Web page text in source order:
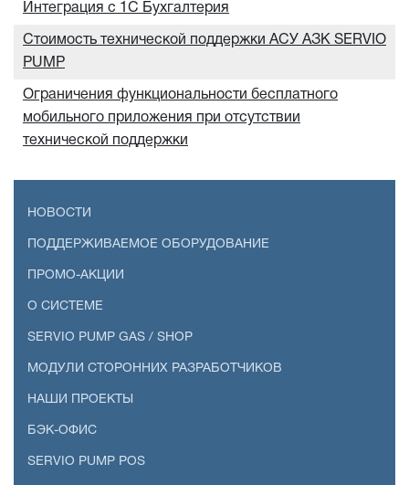
Интеграция с 1С Бухгалтерия
Стоимость технической поддержки АСУ АЗК SERVIO
PUMP
Ограничения функциональности бесплатного
мобильного приложения при отсутствии
технической поддержки
НОВОСТИ
ПОДДЕРЖИВАЕМОЕ ОБОРУДОВАНИЕ
ПРОМО-АКЦИИ
О СИСТЕМЕ
SERVIO PUMP GAS / SHOP
МОДУЛИ СТОРОННИХ РАЗРАБОТЧИКОВ
НАШИ ПРОЕКТЫ
БЭК-ОФИС
SERVIO PUMP POS